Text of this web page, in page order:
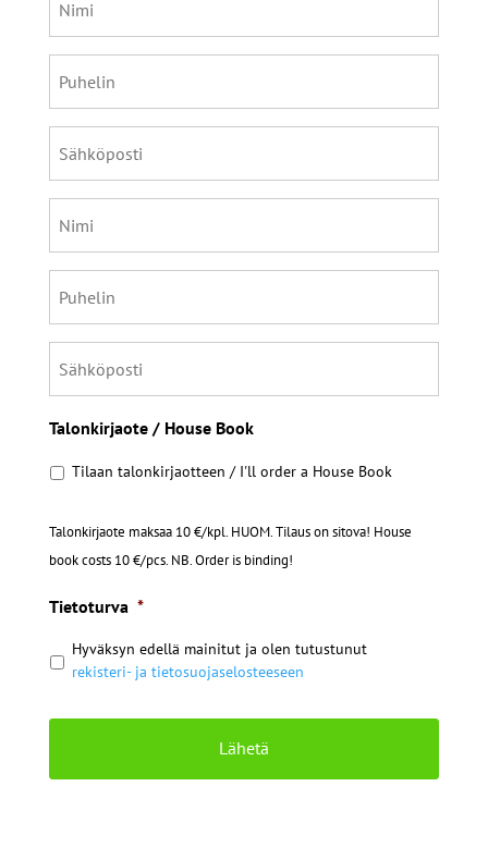
Talonkirjaote / House Book
Tilaan talonkirjaotteen / I'll order a House Book
Talonkirjaote maksaa 10 €/kpl. HUOM. Tilaus on sitova! House
book costs 10 €/pcs. NB. Order is binding!
Tietoturva *
Hyväksyn edellä mainitut ja olen tutustunut
rekisteri- ja tietosuojaselosteeseen